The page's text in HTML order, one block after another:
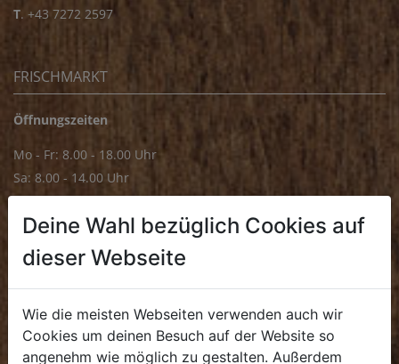
T. +43 7272 2597
FRISCHMARKT
Öffnungszeiten
Mo - Fr: 8.00 - 18.00 Uhr
Sa: 8.00 - 14.00 Uhr
Mo - Fr: 8.00 - 16.00 Uhr
. +43 7272 4859 70
Deine Wahl bezüglich Cookies auf
dieser Webseite
Wie die meisten Webseiten verwenden auch wir
Cookies um deinen Besuch auf der Website so
angenehm wie möglich zu gestalten. Außerdem